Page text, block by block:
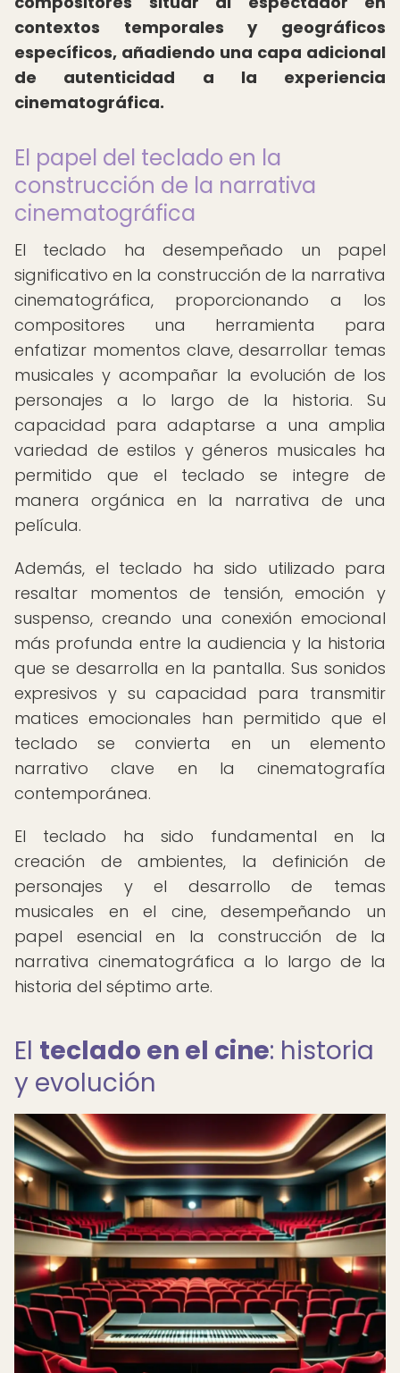
contextos temporales y geográficos
específicos, añadiendo una capa adicional
de autenticidad a la experiencia
cinematográfica.
El papel del teclado en la
construcción de la narrativa
cinematográfica
El teclado ha desempeñado un papel
significativo en la construcción de la narrativa
cinematográfica, proporcionando a los
compositores una herramienta para
enfatizar momentos clave, desarrollar temas
musicales y acompañar la evolución de los
personajes a lo largo de la historia. Su
capacidad para adaptarse a una amplia
variedad de estilos y géneros musicales ha
permitido que el teclado se integre de
manera orgánica en la narrativa de una
película.
Además, el teclado ha sido utilizado para
resaltar momentos de tensión, emoción y
suspenso, creando una conexión emocional
más profunda entre la audiencia y la historia
que se desarrolla en la pantalla. Sus sonidos
expresivos y su capacidad para transmitir
matices emocionales han permitido que el
teclado se convierta en un elemento
narrativo clave en la cinematografía
contemporánea.
El teclado ha sido fundamental en la
creación de ambientes, la definición de
personajes y el desarrollo de temas
musicales en el cine, desempeñando un
papel esencial en la construcción de la
narrativa cinematográfica a lo largo de la
historia del séptimo arte.
El teclado en el cine: historia
y evolución